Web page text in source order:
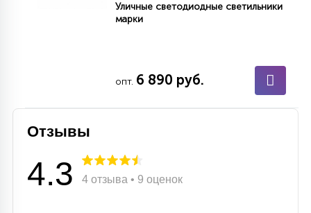
Уличные светодиодные светильники
марки
опт. 6 890 руб.
Отзывы
4.3 4 отзыва • 9 оценок